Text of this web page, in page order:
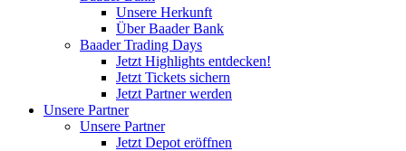
Unsere Herkunft
Über Baader Bank
Baader Trading Days
Jetzt Highlights entdecken!
Jetzt Tickets sichern
Jetzt Partner werden
Unsere Partner
Unsere Partner
Jetzt Depot eröffnen